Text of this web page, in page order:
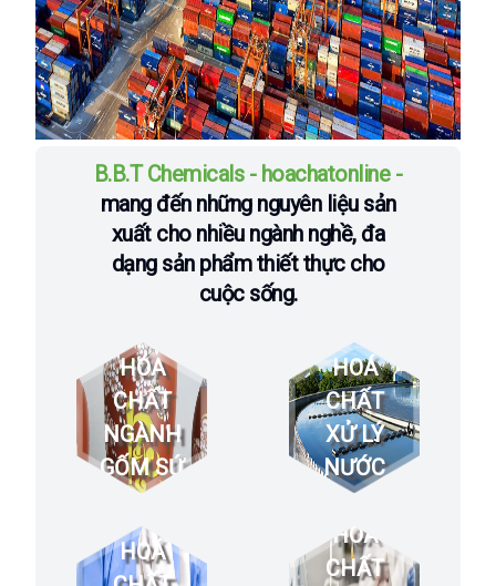
B.B.T Chemicals - hoachatonline -
mang đến những nguyên liệu sản
xuất cho nhiều ngành nghề, đa
dạng sản phẩm thiết thực cho
cuộc sống.
HÓA
CHẤT
NGÀNH
GỐM SỨ
HOÁ
CHẤT
XỬ LÝ
NƯỚC
HOÁ
HOÁ
CHẤT